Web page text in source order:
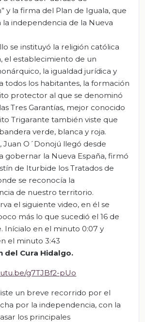
y la firma del Plan de Iguala, que
la independencia de la Nueva
se instituyó la religión católica
el establecimiento de un
la igualdad jurídica y
todos los habitantes, la formación
protector al que se denominó
Tres Garantías, mejor conocido
Trigarante también viste que
verde, blanca y roja.
Juan O´Donojú llegó desde
gobernar la Nueva España, firmó
de Iturbide los Tratados de
se reconocía la
de nuestro territorio.
el siguiente video, en él se
más lo que sucedió el 16 de
Inícialo en el minuto 0:07 y
el minuto 3:43
del Cura Hidalgo.
g7TJBf2-pUo
un breve recorrido por el
por la independencia, con la
los principales